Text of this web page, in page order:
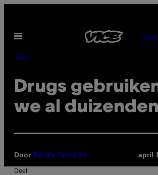
de
inhoud
Open
Tech
Drugs
we al
Door Becky Ferreira april
Deel: